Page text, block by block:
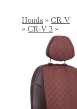
Honda » CR-V
» CR-V 3 »